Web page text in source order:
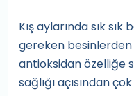
Kış aylarında sık
gereken
antioksidan özelliğe
sağlığı açısından